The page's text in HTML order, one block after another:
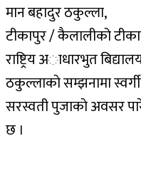
मान बहादुर ठकुल्ला,
टीकापुर / कैलालीको
राष्ट्रिय अाधारभुत
ठकुल्लाकाे सम्झनामा
सरस्वती पुजाकाे अवसर
छ ।